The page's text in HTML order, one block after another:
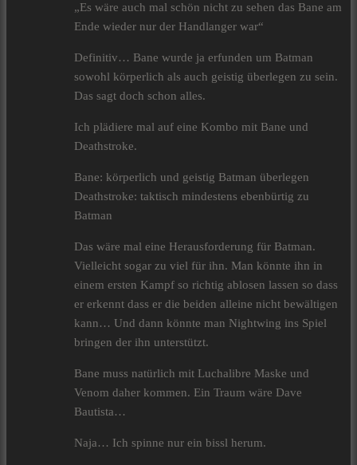
„Es wäre auch mal schön nicht zu sehen das Bane am
Ende wieder nur der Handlanger war“
Definitiv… Bane wurde ja erfunden um Batman
sowohl körperlich als auch geistig überlegen zu sein.
Das sagt doch schon alles.
Ich plädiere mal auf eine Kombo mit Bane und
Deathstroke.
Bane: körperlich und geistig Batman überlegen
Deathstroke: taktisch mindestens ebenbürtig zu
Batman
Das wäre mal eine Herausforderung für Batman.
Vielleicht sogar zu viel für ihn. Man könnte ihn in
einem ersten Kampf so richtig ablosen lassen so dass
er erkennt dass er die beiden alleine nicht bewältigen
kann… Und dann könnte man Nightwing ins Spiel
bringen der ihn unterstützt.
Bane muss natürlich mit Luchalibre Maske und
Venom daher kommen. Ein Traum wäre Dave
Bautista…
Naja… Ich spinne nur ein bissl herum.